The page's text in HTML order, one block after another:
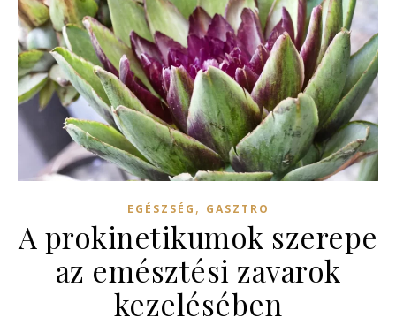
EGÉSZSÉG , GASZTRO
A prokinetikumok szerepe
az emésztési zavarok
kezelésében